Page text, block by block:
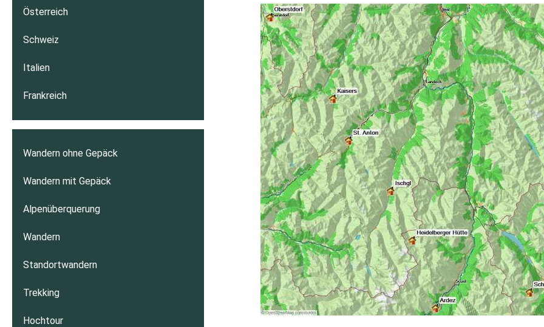
Österreich
Schweiz
Italien
Frankreich
Wandern ohne Gepäck
Wandern mit Gepäck
Alpenüberquerung
Wandern
Standortwandern
Trekking
Hochtour